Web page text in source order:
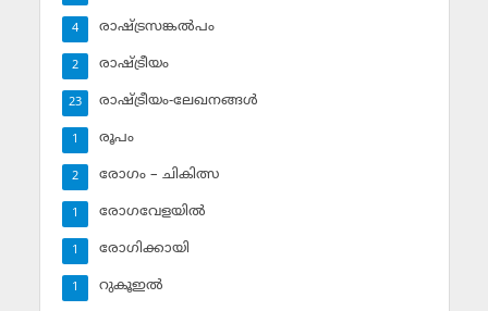
രാഷ്ട്രസങ്കല്‍പം
4
രാഷ്ട്രീയം
2
രാഷ്ട്രീയം-ലേഖനങ്ങള്‍
23
രൂപം
1
രോഗം – ചികിത്സ
2
രോഗവേളയില്‍
1
രോഗിക്കായി
1
റുകൂഇല്‍
1